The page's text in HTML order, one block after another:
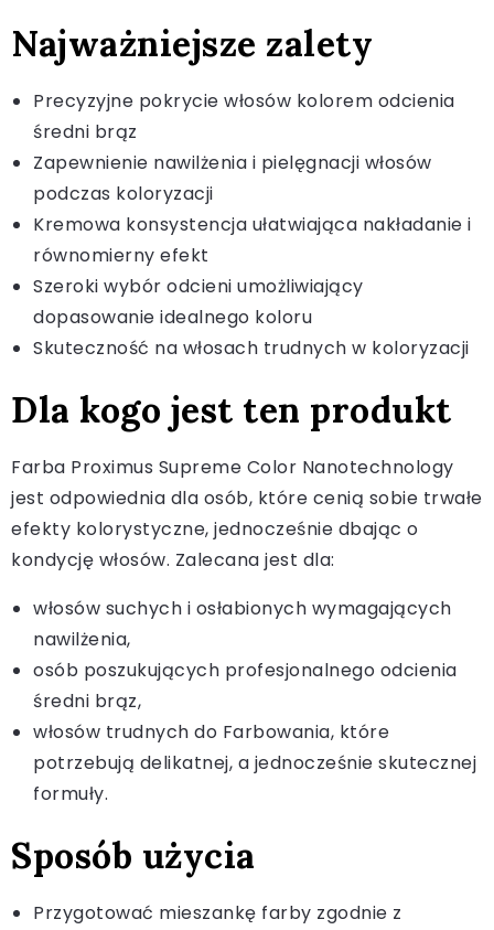
Najważniejsze zalety
Precyzyjne pokrycie włosów kolorem odcienia
średni brąz
Zapewnienie nawilżenia i pielęgnacji włosów
podczas koloryzacji
Kremowa konsystencja ułatwiająca nakładanie i
równomierny efekt
Szeroki wybór odcieni umożliwiający
dopasowanie idealnego koloru
Skuteczność na włosach trudnych w koloryzacji
Dla kogo jest ten produkt
Farba Proximus Supreme Color Nanotechnology
jest odpowiednia dla osób, które cenią sobie trwałe
efekty kolorystyczne, jednocześnie dbając o
kondycję włosów. Zalecana jest dla:
włosów suchych i osłabionych wymagających
nawilżenia,
osób poszukujących profesjonalnego odcienia
średni brąz,
włosów trudnych do Farbowania, które
potrzebują delikatnej, a jednocześnie skutecznej
formuły.
Sposób użycia
Przygotować mieszankę farby zgodnie z